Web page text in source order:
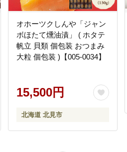
オホーツクしんや「ジャン
ボほたて燻油漬」 ( ホタテ
帆立 貝類 個包装 おつまみ
大粒 個包装 )【005-0034】
15,500円
北海道 北見市